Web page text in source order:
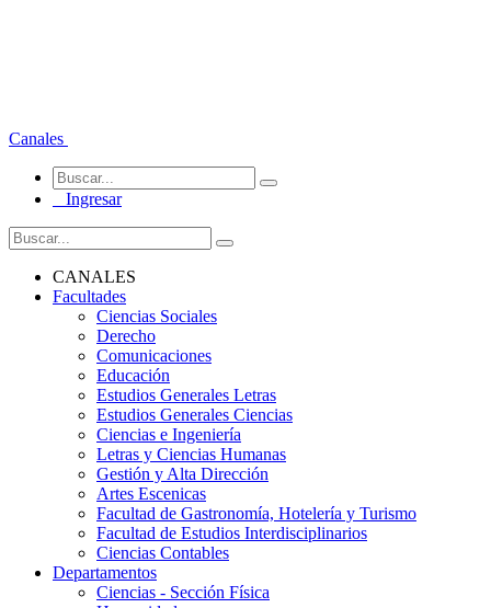
Canales
Ingresar
CANALES
Facultades
Ciencias Sociales
Derecho
Comunicaciones
Educación
Estudios Generales Letras
Estudios Generales Ciencias
Ciencias e Ingeniería
Letras y Ciencias Humanas
Gestión y Alta Dirección
Artes Escenicas
Facultad de Gastronomía, Hotelería y Turismo
Facultad de Estudios Interdisciplinarios
Ciencias Contables
Departamentos
Ciencias - Sección Física